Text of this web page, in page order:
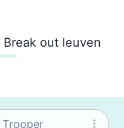
Break out leuven